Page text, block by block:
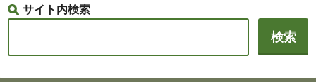
サイト内検索